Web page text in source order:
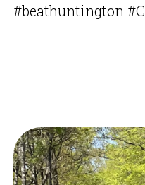
#beathuntington